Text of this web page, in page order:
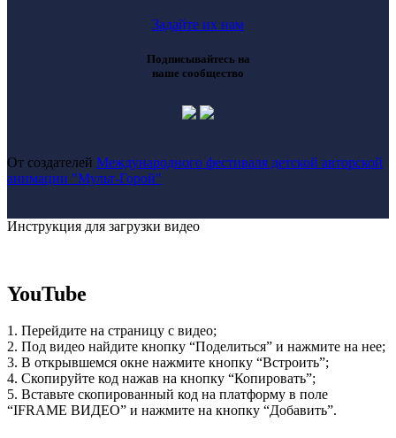
Задайте их нам
Подписывайтесь на
наше сообщество
От создателей Международного фестиваля детской авторской
анимации "Мульт-Горой"
Инструкция для загрузки видео
YouTube
1. Перейдите на страницу с видео;
2. Под видео найдите кнопку “Поделиться” и нажмите на нее;
3. В открывшемся окне нажмите кнопку “Встроить”;
4. Скопируйте код нажав на кнопку “Копировать”;
5. Вставьте скопированный код на платформу в поле
“IFRAME ВИДЕО” и нажмите на кнопку “Добавить”.